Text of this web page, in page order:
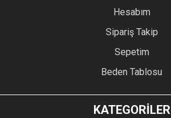
Hesabım
Sipariş Takip
Sepetim
Beden Tablosu
KATEGORİLER